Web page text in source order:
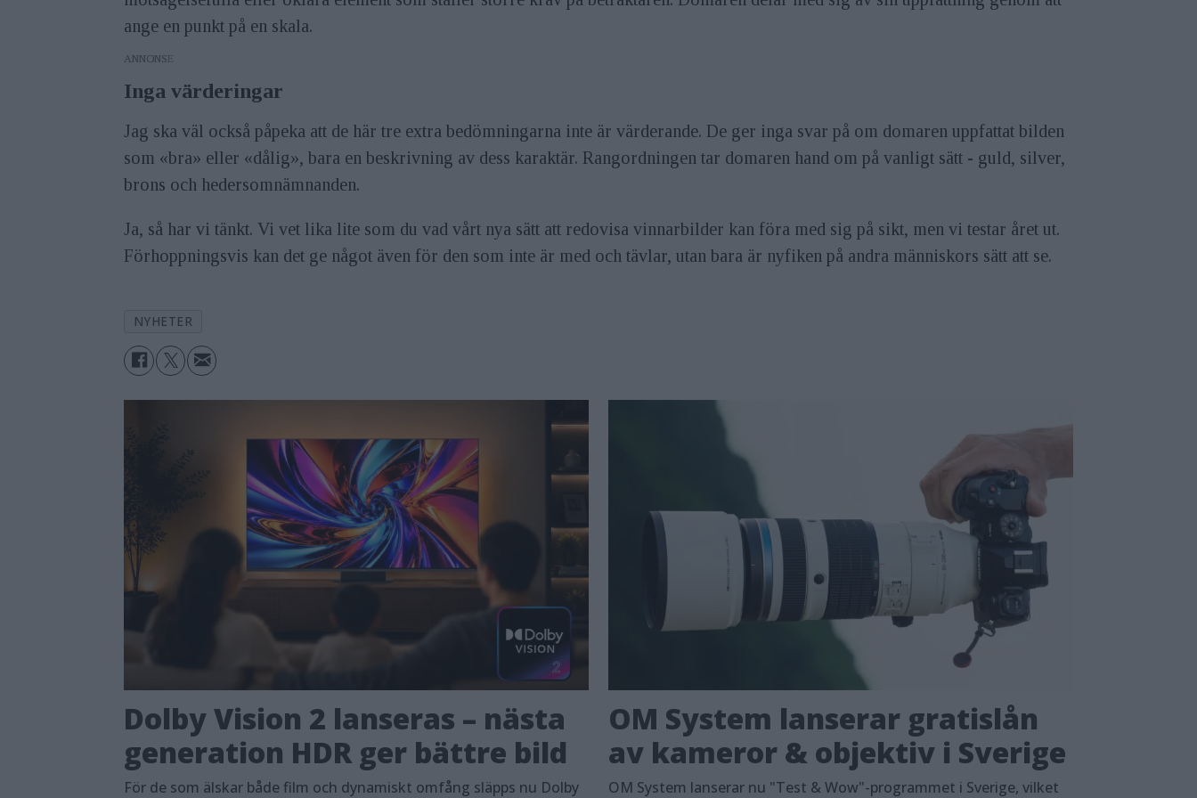
ange en punkt på en skala.
ANNONS
Inga värderingar
Jag ska väl också påpeka att de här tre extra bedömningarna inte är värderande. De ger inga svar på om domaren uppfattat bilden
som «bra» eller «dålig», bara en beskrivning av dess karaktär. Rangordningen tar domaren hand om på vanligt sätt - guld, silver,
brons och hedersomnämnanden.
Ja, så har vi tänkt. Vi vet lika lite som du vad vårt nya sätt att redovisa vinnarbilder kan föra med sig på sikt, men vi testar året ut.
Förhoppningsvis kan det ge något även för den som inte är med och tävlar, utan bara är nyfiken på andra människors sätt att se.
NYHETER
Dolby Vision 2 lanseras – nästa
generation HDR ger bättre bild
För de som älskar både film och dynamiskt omfång släpps nu Dolby
OM System lanserar gratislån
av kameror & objektiv i Sverige
OM System lanserar nu "Test & Wow"-programmet i Sverige, vilket